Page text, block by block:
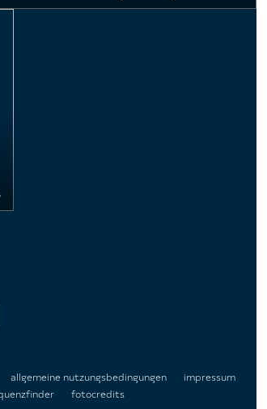
5
allgemeine nutzungsbedingungen
impressum
fotocredits